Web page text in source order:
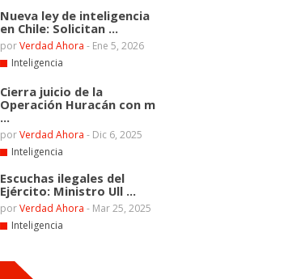
Nueva ley de inteligencia
en Chile: Solicitan ...
porVerdad Ahora - Ene 5, 2026
Inteligencia
Cierra juicio de la
Operación Huracán con m
...
porVerdad Ahora - Dic 6, 2025
Inteligencia
Escuchas ilegales del
Ejército: Ministro Ull ...
porVerdad Ahora - Mar 25, 2025
Inteligencia